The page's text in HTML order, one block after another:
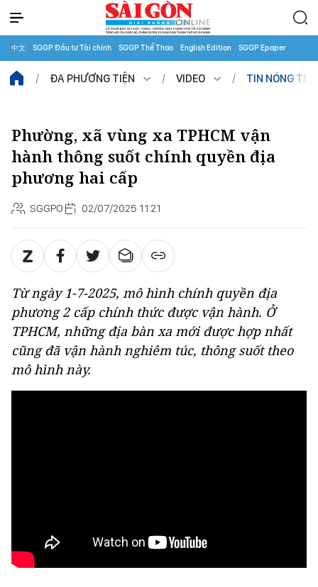
中文 SGGP Đầu tư Tài chính SGGP Thể Thao English Edition SGGP Epaper
ĐA PHƯƠNG TIỆN VIDEO TIN NÓNG
Phường, xã vùng xa TPHCM vận
hành thông suốt chính quyền địa
phương hai cấp
SGGPO 02/07/2025 11:21
Từ ngày 1-7-2025, mô hình chính quyền địa
phương 2 cấp chính thức được vận hành. Ở
TPHCM, những địa bàn xa mới được hợp nhất
cũng đã vận hành nghiêm túc, thông suốt theo
mô hình này.